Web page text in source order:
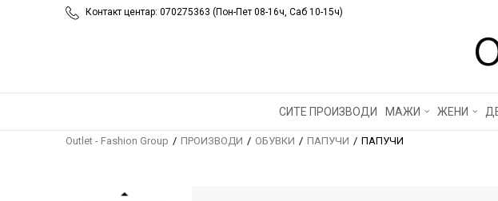
Контакт центар: 070275363 (Пон-Пет 08-16ч, Саб 10-15ч)
СИТЕ ПРОИЗВОДИ МАЖИ ЖЕНИ
Outlet - Fashion Group ПРОИЗВОДИ ОБУВКИ ПАПУЧИ ПАПУЧИ